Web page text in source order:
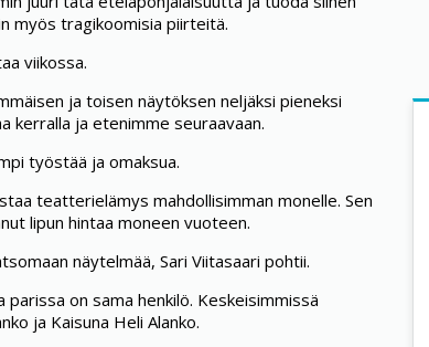
myös tragikoomisia piirteitä.
viikossa.
ja toisen näytöksen neljäksi pieneksi
kerralla ja etenimme seuraavaan.
työstää ja omaksua.
teatterielämys mahdollisimman monelle. Sen
lipun hintaa moneen vuoteen.
näytelmää, Sari Viitasaari pohtii.
on sama henkilö. Keskeisimmissä
ja Kaisuna Heli Alanko.